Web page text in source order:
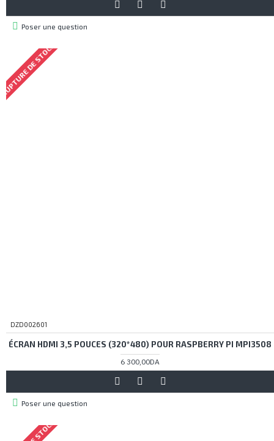
Poser une question
DE STOCK
DZD002601
ÉCRAN HDMI 3,5 POUCES (320*480) POUR RASPBERRY PI MPI3508
6 300,00DA
Poser une question